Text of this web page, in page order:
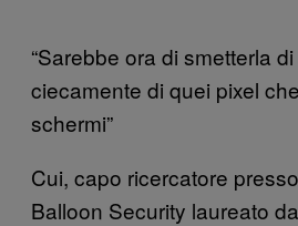
“Sarebbe ora di smetterla
ciecamente di quei pixel
schermi”
Cui, capo ricercatore
Balloon Security laureato